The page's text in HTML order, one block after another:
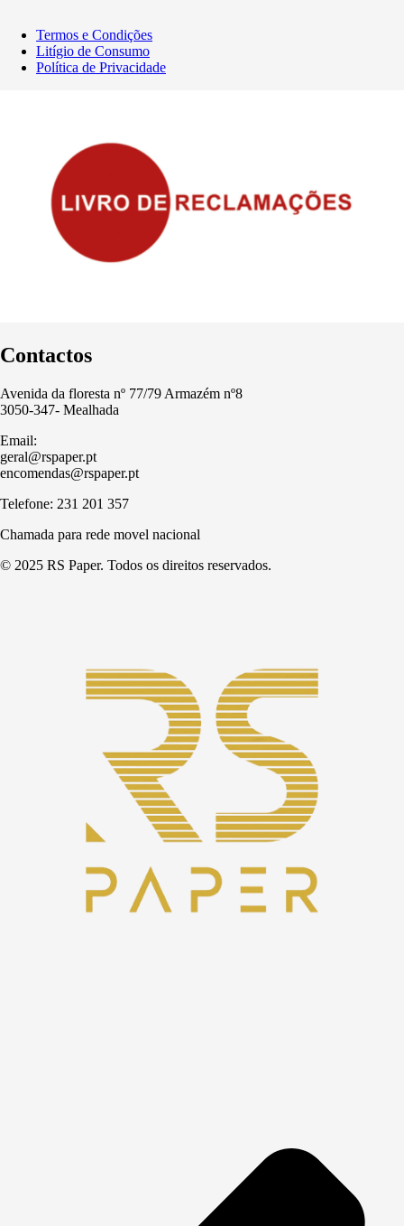
Termos e Condições
Litígio de Consumo
Política de Privacidade
Contactos
Avenida da floresta nº 77/79 Armazém nº8
3050-347- Mealhada
Email:
geral@rspaper.pt
encomendas@rspaper.pt
Telefone: 231 201 357
Chamada para rede movel nacional
© 2025 RS Paper. Todos os direitos reservados.